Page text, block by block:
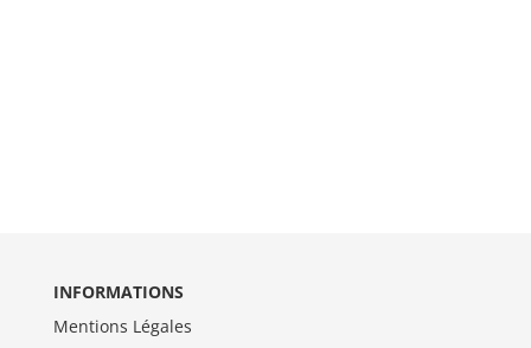
INFORMATIONS
Mentions Légales